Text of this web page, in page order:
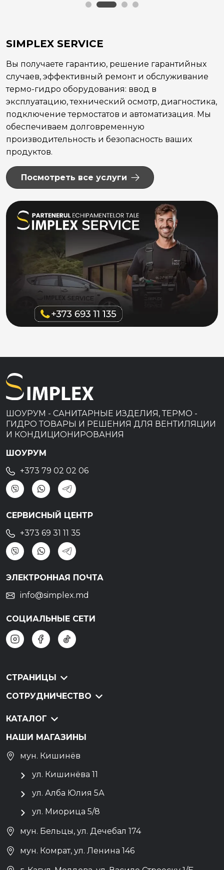
SIMPLEX SERVICE
Вы получаете гарантию, решение гарантийных
случаев, эффективный ремонт и обслуживание
термо-гидро оборудования: ввод в
эксплуатацию, технический осмотр, диагностика,
подключение термостатов и автоматизация. Мы
обеспечиваем долговременную
производительность и безопасность ваших
продуктов.
Посмотреть все услуги
ШОУРУМ - САНИТАРНЫЕ ИЗДЕЛИЯ, ТЕРМО -
ГИДРО ТОВАРЫ И РЕШЕНИЯ ДЛЯ ВЕНТИЛЯЦИИ
И КОНДИЦИОНИРОВАНИЯ
ШОУРУМ
+373 79 02 02 06
СЕРВИСНЫЙ ЦЕНТР
+373 69 31 11 35
ЭЛЕКТРОННАЯ ПОЧТА
info@simplex.md
СОЦИАЛЬНЫЕ СЕТИ
СТРАНИЦЫ
СОТРУДНИЧЕСТВО
КАТАЛОГ
НАШИ МАГАЗИНЫ
мун. Кишинёв
ул. Кишинёва 11
ул. Алба Юлия 5А
ул. Миорица 5/8
мун. Бельцы, ул. Дечебал 174
мун. Комрат, ул. Ленина 146